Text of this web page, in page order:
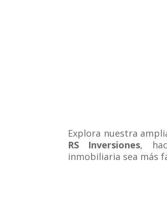
Explora nuestra
RS Inversiones,
inmobiliaria sea más